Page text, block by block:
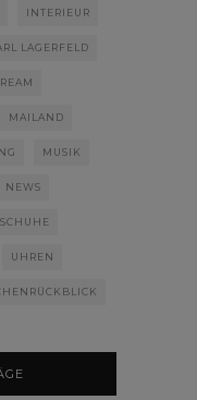
INTERIEUR
LAGERFELD
MAILAND
MUSIK
NEWS
SCHUHE
UHREN